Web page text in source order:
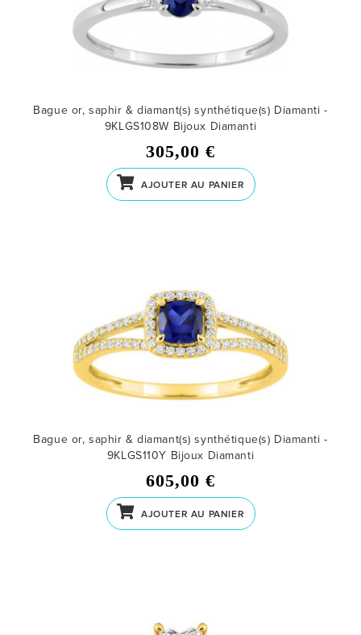
Bague or, saphir & diamant(s) synthétique(s) Diamanti -
9KLGS108W Bijoux Diamanti
305,00 €
AJOUTER AU PANIER
Bague or, saphir & diamant(s) synthétique(s) Diamanti -
9KLGS110Y Bijoux Diamanti
605,00 €
AJOUTER AU PANIER